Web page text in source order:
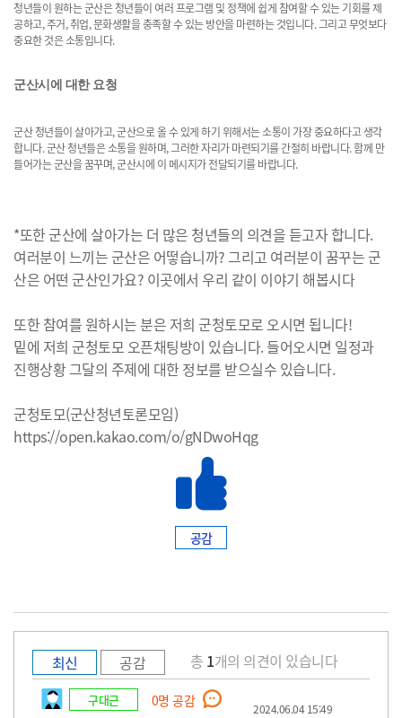
청년들이 원하는 군산은 청년들이 여러 프로그램 및 정책에 쉽게 참여할 수 있는 기회를 제
공하고, 주거, 취업, 문화생활을 충족할 수 있는 방안을 마련하는 것입니다. 그리고 무엇보다
중요한 것은 소통입니다.
군산시에 대한 요청
군산 청년들이 살아가고, 군산으로 올 수 있게 하기 위해서는 소통이 가장 중요하다고 생각
합니다. 군산 청년들은 소통을 원하며, 그러한 자리가 마련되기를 간절히 바랍니다. 함께 만
들어가는 군산을 꿈꾸며, 군산시에 이 메시지가 전달되기를 바랍니다.
*또한 군산에 살아가는 더 많은 청년들의 의견을 듣고자 합니다.
여러분이 느끼는 군산은 어떻습니까? 그리고 여러분이 꿈꾸는 군
산은 어떤 군산인가요? 이곳에서 우리 같이 이야기 해봅시다
또한 참여를 원하시는 분은 저희 군청토모로 오시면 됩니다!
밑에 저희 군청토모 오픈채팅방이 있습니다. 들어오시면 일정과
진행상황 그달의 주제에 대한 정보를 받으실수 있습니다.
군청토모(군산청년토론모임)
https://open.kakao.com/o/gNDwoHqg
공감
최신 공감 총 1개의 의견이 있습니다
구대근 0명 공감 2024.06.04 15:49